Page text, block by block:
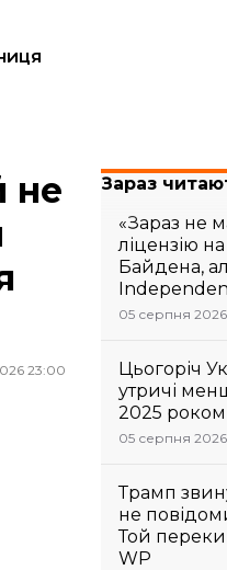
це не їхня компетенція
не
23:00
Зараз
«Зараз не
ліцензію
Байдена,
05 серпня 2026
Цьогоріч
утричі
2025
05 серпня 2026
Трамп
не
Той
WP